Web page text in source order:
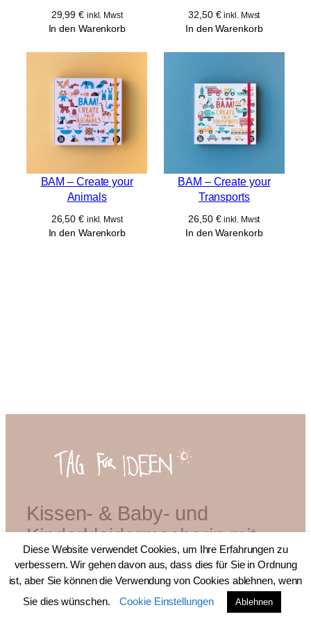
29,99€ inkl. Mwst
In den Warenkorb
32,50 € inkl. Mwst
In den Warenkorb
BAM – Create your
Animals
26,50€ inkl. Mwst
In den Warenkorb
BAM – Create your
Transports
26,50 € inkl. Mwst
In den Warenkorb
Kissen- & Baby- und
Kinderkleidermacherin mit
Diplom
Diese Website verwendet Cookies, um Ihre Erfahrungen zu
verbessern. Wir gehen davon aus, dass dies für Sie in Ordnung
ist, aber Sie können die Verwendung von Cookies ablehnen, wenn
Sie dies wünschen.
Cookie Einstellungen Ablehnen